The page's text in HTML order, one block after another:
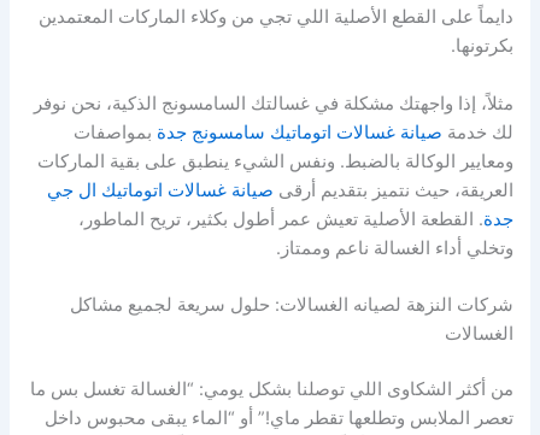
دايماً على القطع الأصلية اللي تجي من وكلاء الماركات المعتمدين
بكرتونها.
مثلاً، إذا واجهتك مشكلة في غسالتك السامسونج الذكية، نحن نوفر
لك خدمة صيانة غسالات اتوماتيك سامسونج جدة بمواصفات
ومعايير الوكالة بالضبط. ونفس الشيء ينطبق على بقية الماركات
العريقة، حيث نتميز بتقديم أرقى صيانة غسالات اتوماتيك ال جي
جدة. القطعة الأصلية تعيش عمر أطول بكثير، تريح الماطور،
وتخلي أداء الغسالة ناعم وممتاز.
شركات النزهة لصيانه الغسالات: حلول سريعة لجميع مشاكل
الغسالات
من أكثر الشكاوى اللي توصلنا بشكل يومي: “الغسالة تغسل بس ما
تعصر الملابس وتطلعها تقطر ماي!” أو “الماء يبقى محبوس داخل